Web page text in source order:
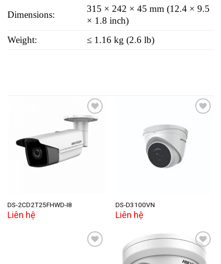
Dimensions:
315 × 242 × 45 mm (12.4 × 9.5
× 1.8 inch)
Weight:
≤ 1.16 kg (2.6 lb)
Add to
wishlist
DS-2CD2T25FHWD-I8
Liên hệ
DS-D3100VN
Liên hệ